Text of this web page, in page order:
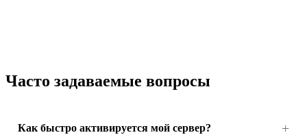
Часто задаваемые вопросы
Как быстро активируется мой сервер?